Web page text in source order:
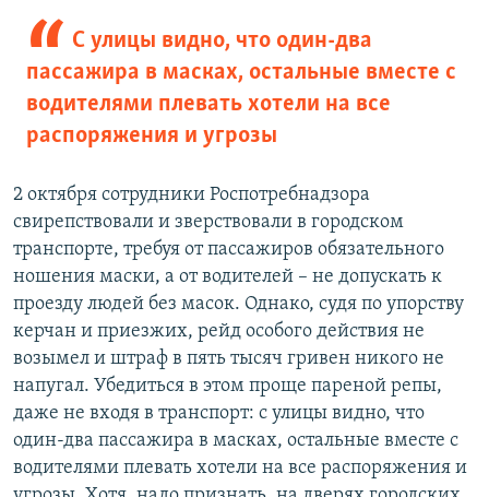
С улицы видно, что один-два
пассажира в масках, остальные вместе с
водителями плевать хотели на все
распоряжения и угрозы
2 октября сотрудники Роспотребнадзора
свирепствовали и зверствовали в городском
транспорте, требуя от пассажиров обязательного
ношения маски, а от водителей – не допускать к
проезду людей без масок. Однако, судя по упорству
керчан и приезжих, рейд особого действия не
возымел и штраф в пять тысяч гривен никого не
напугал. Убедиться в этом проще пареной репы,
даже не входя в транспорт: с улицы видно, что
один-два пассажира в масках, остальные вместе с
водителями плевать хотели на все распоряжения и